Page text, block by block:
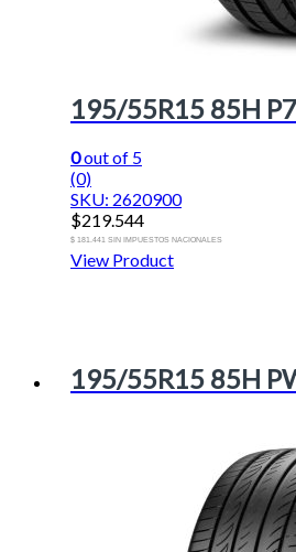
195/55R15 85H
0out of 5
(0)
SKU: 2620900
$219.544
$ 181.441 SIN IMPUESTOS NACIONALES
View Product
195/55R15 85H